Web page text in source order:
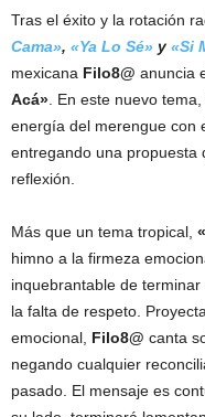
Tras el éxito y la rotación
Cama», «Ya Lo Sé» y «Si
mexicana Filo8@ anuncia
Acá» . En este nuevo
energía del merengue con
entregando una propuesta
reflexión.
Más que un tema tropical,
himno a la firmeza
inquebrantable de
la falta de respeto.
emocional, Filo8@ canta
negando cualquier
pasado. El mensaje es